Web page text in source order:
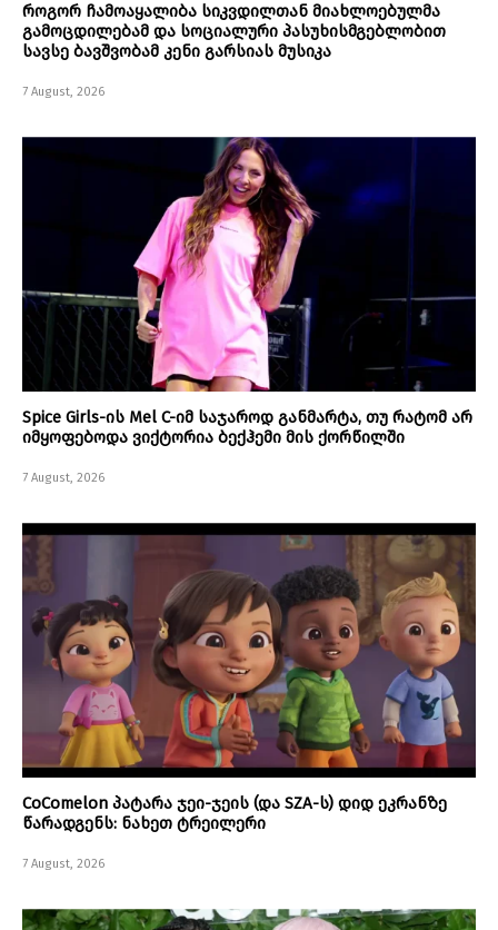
როგორ ჩამოაყალიბა სიკვდილთან მიახლოებულმა
გამოცდილებამ და სოციალური პასუხისმგებლობით
სავსე ბავშვობამ კენი გარსიას მუსიკა
7 August, 2026
Spice Girls-ის Mel C-იმ საჯაროდ განმარტა, თუ რატომ არ
იმყოფებოდა ვიქტორია ბექჰემი მის ქორწილში
7 August, 2026
CoComelon პატარა ჯეი-ჯეის (და SZA-ს) დიდ ეკრანზე
წარადგენს: ნახეთ ტრეილერი
7 August, 2026